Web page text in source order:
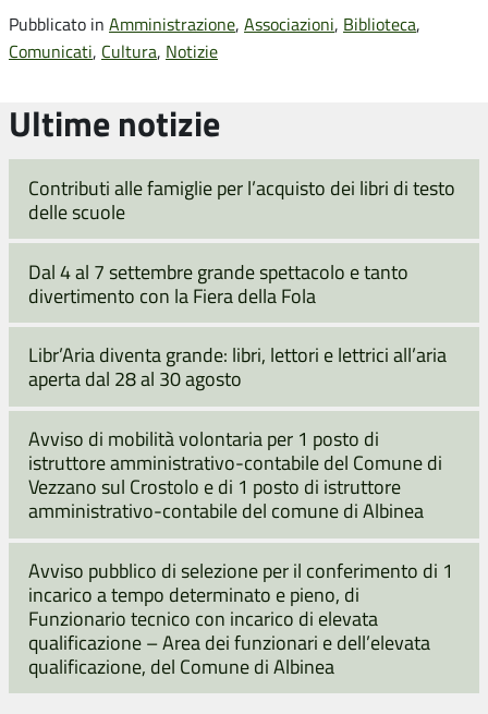
Pubblicato in Amministrazione, Associazioni, Biblioteca,
Comunicati, Cultura, Notizie
Ultime notizie
Contributi alle famiglie per l’acquisto dei libri di testo
delle scuole
Dal 4 al 7 settembre grande spettacolo e tanto
divertimento con la Fiera della Fola
Libr’Aria diventa grande: libri, lettori e lettrici all’aria
aperta dal 28 al 30 agosto
Avviso di mobilità volontaria per 1 posto di
istruttore amministrativo-contabile del Comune di
Vezzano sul Crostolo e di 1 posto di istruttore
amministrativo-contabile del comune di Albinea
Avviso pubblico di selezione per il conferimento di 1
incarico a tempo determinato e pieno, di
Funzionario tecnico con incarico di elevata
qualificazione – Area dei funzionari e dell’elevata
qualificazione, del Comune di Albinea